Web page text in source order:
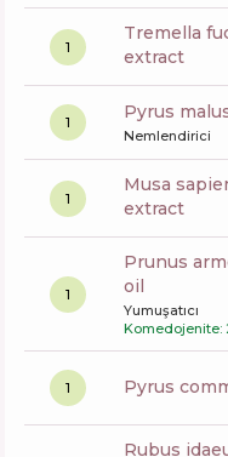
1
tremella fuciformis (mushroom)
extract
1 pyrus
Nemlendirici
1
musa sapientum (banana) fruit
extract
1
prunus armeniaca (apricot) kernel
oil
Yumuşatıcı
Komedojenite:
1 pyrus
rubus idaeus (raspberry) fruit